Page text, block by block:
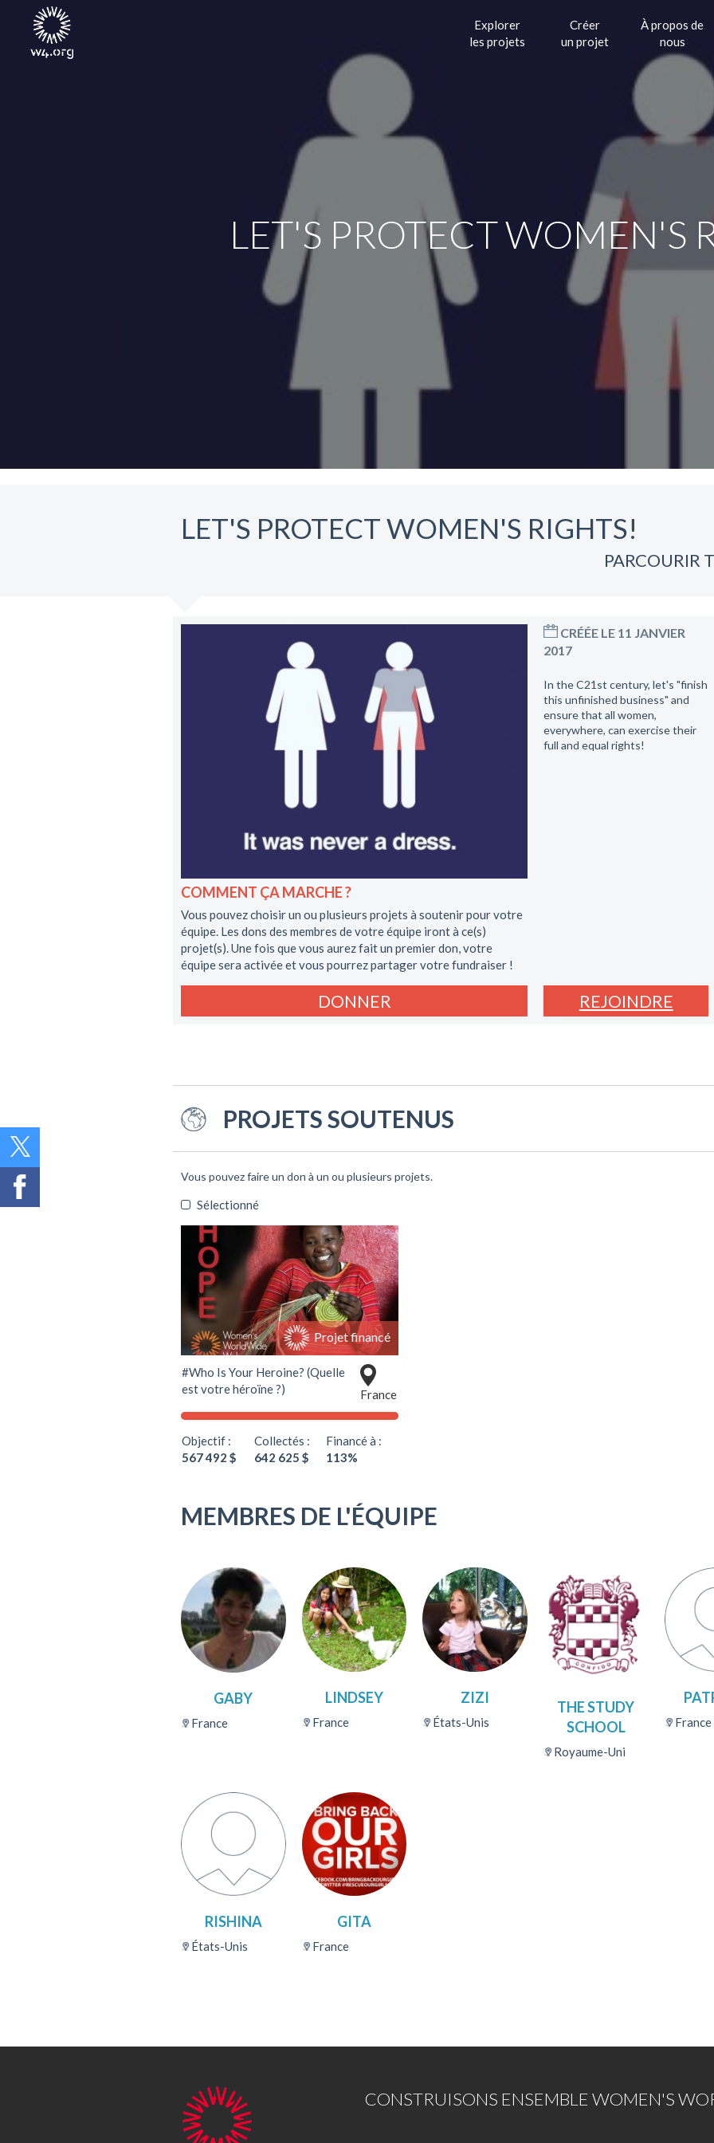
Explorer
les projets
Créer
un projet
À propos de
nous
LET'S PROTECT WOMEN'S
LET'S PROTECT WOMEN'S RIGHTS!
PARCOURIR
COMMENT ÇA MARCHE ?
Vous pouvez choisir un ou plusieurs projets à soutenir pour votre
équipe. Les dons des membres de votre équipe iront à ce(s)
projet(s). Une fois que vous aurez fait un premier don, votre
équipe sera activée et vous pourrez partager votre fundraiser !
CRÉÉE LE 11 JANVIER
2017
In the C21st century, let's "finish
this unfinished business" and
ensure that all women,
everywhere, can exercise their
full and equal rights!
DONNER REJOINDRE
PROJETS SOUTENUS
Vous pouvez faire un don à un ou plusieurs projets.
Sélectionné
Projet financé
Soutenir ce projet
#Who Is Your Heroine? (Quelle
est votre héroïne ?)
France
Objectif :
567 492 $
Collectés :
642 625 $
Financé à :
113%
MEMBRES DE L'ÉQUIPE
GABY
France
LINDSEY
France
ZIZI
États-Unis
THE STUDY
SCHOOL
Royaume-Uni
France
RISHINA
États-Unis
GITA
France
CONSTRUISONS ENSEMBLE WOMEN'S